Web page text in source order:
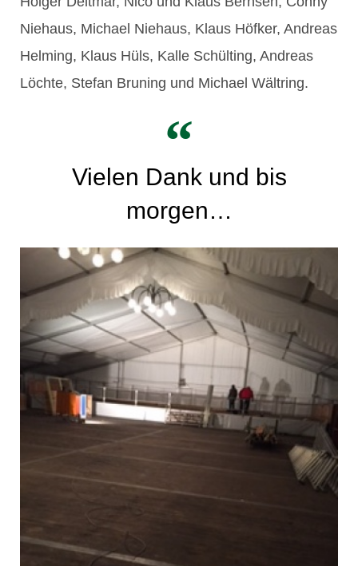
Niehaus, Michael Niehaus, Klaus Höfker, Andreas
Helming, Klaus Hüls, Kalle Schülting, Andreas
Löchte, Stefan Bruning und Michael Wältring.
Vielen Dank und bis
morgen…